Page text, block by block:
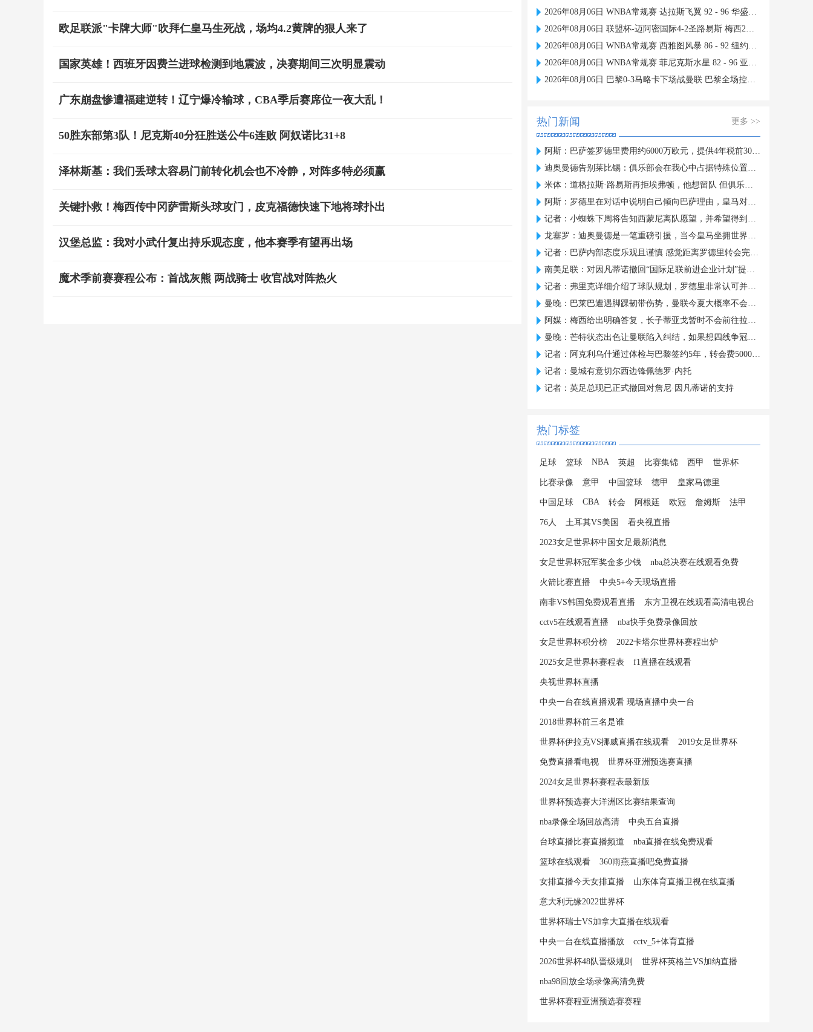
欧足联派"卡牌大师"吹拜仁皇马生死战，场均4.2黄牌的狠人来了
国家英雄！西班牙因费兰进球检测到地震波，决赛期间三次明显震动
广东崩盘惨遭福建逆转！辽宁爆冷输球，CBA季后赛席位一夜大乱！
50胜东部第3队！尼克斯40分狂胜送公牛6连败 阿奴诺比31+8
泽林斯基：我们丢球太容易门前转化机会也不冷静，对阵多特必须赢
关键扑救！梅西传中冈萨雷斯头球攻门，皮克福德快速下地将球扑出
汉堡总监：我对小武什复出持乐观态度，他本赛季有望再出场
魔术季前赛赛程公布：首战灰熊 两战骑士 收官战对阵热火
2026年08月06日 WNBA常规赛 达拉斯飞翼 92 - 96 华盛顿神秘人 全场集锦
2026年08月06日 联盟杯-迈阿密国际4-2圣路易斯 梅西2射1传 阿伦助攻戴帽
2026年08月06日 WNBA常规赛 西雅图风暴 86 - 92 纽约自由人 全场集锦
2026年08月06日 WNBA常规赛 菲尼克斯水星 82 - 96 亚特兰大梦想 全场集锦
2026年08月06日 巴黎0-3马略卡下场战曼联 巴黎全场控球近6成+8射3正未果
热门新闻 更多 >>
阿斯：巴萨签罗德里费用约6000万欧元，提供4年税前3000万欧合同
迪奥曼德告别莱比锡：俱乐部会在我心中占据特殊位置，感谢所有
米体：道格拉斯·路易斯再拒埃弗顿，他想留队 但俱乐部尚未敲定
阿斯：罗德里在对话中说明自己倾向巴萨理由，皇马对此理解＆祝好
记者：小蜘蛛下周将告知西蒙尼离队愿望，并希望得到理解和帮助
龙塞罗：迪奥曼德是一笔重磅引援，当今皇马坐拥世界独一档攻击线
记者：巴萨内部态度乐观且谨慎 感觉距离罗德里转会完成更近了
南美足联：对因凡蒂诺撤回“国际足联前进企业计划”提案表示欢迎
记者：弗里克详细介绍了球队规划，罗德里非常认可并选择加盟巴萨
曼晚：巴莱巴遭遇脚踝韧带伤势，曼联今夏大概率不会继续追求他
阿媒：梅西给出明确答复，长子蒂亚戈暂时不会前往拉玛西亚青训
曼晚：芒特状态出色让曼联陷入纠结，如果想四线争冠可能还得买人
记者：阿克利乌什通过体检与巴黎签约5年，转会费5000万欧元
记者：曼城有意切尔西边锋佩德罗·内托
记者：英足总现已正式撤回对詹尼·因凡蒂诺的支持
热门标签
足球 篮球 NBA 英超 比赛集锦 西甲 世界杯
比赛录像 意甲 中国篮球 德甲 皇家马德里
中国足球 CBA 转会 阿根廷 欧冠 詹姆斯 法甲
76人 土耳其VS美国 看央视直播
2023女足世界杯中国女足最新消息
女足世界杯冠军奖金多少钱 nba总决赛在线观看免费
火箭比赛直播 中央5+今天现场直播
南非VS韩国免费观看直播 东方卫视在线观看高清电视台
cctv5在线观看直播 nba快手免费录像回放
女足世界杯积分榜 2022卡塔尔世界杯赛程出炉
2025女足世界杯赛程表 f1直播在线观看
央视世界杯直播
中央一台在线直播观看 现场直播中央一台
2018世界杯前三名是谁
世界杯伊拉克VS挪威直播在线观看 2019女足世界杯
免费直播看电视 世界杯亚洲预选赛直播
2024女足世界杯赛程表最新版
世界杯预选赛大洋洲区比赛结果查询
nba录像全场回放高清 中央五台直播
台球直播比赛直播频道 nba直播在线免费观看
篮球在线观看 360雨燕直播吧免费直播
女排直播今天女排直播 山东体育直播卫视在线直播
意大利无缘2022世界杯
世界杯瑞士VS加拿大直播在线观看
中央一台在线直播播放 cctv_5+体育直播
2026世界杯48队晋级规则 世界杯英格兰VS加纳直播
nba98回放全场录像高清免费
世界杯赛程亚洲预选赛赛程